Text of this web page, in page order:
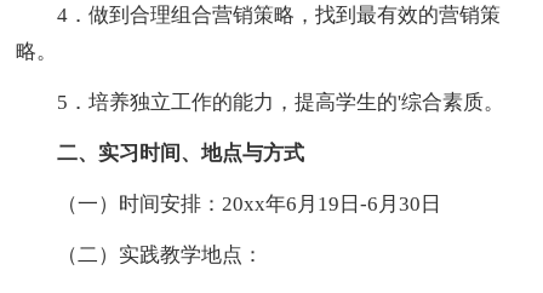
4．做到合理组合营销策略，找到最有效的营销策
略。
5．培养独立工作的能力，提高学生的'综合素质。
二、实习时间、地点与方式
（一）时间安排：20xx年6月19日-6月30日
（二）实践教学地点：